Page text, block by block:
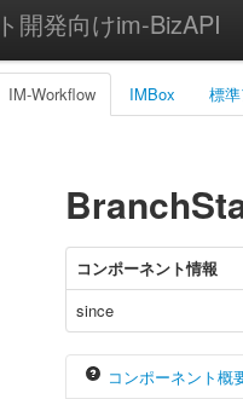
開発向けim-BizAPI
IM-Workflow IMBox 標
コンポーネント情報
since
コンポーネント概